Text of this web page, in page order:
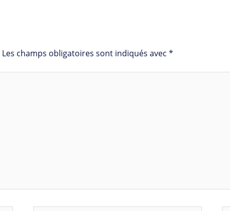
Les champs obligatoires sont indiqués avec *